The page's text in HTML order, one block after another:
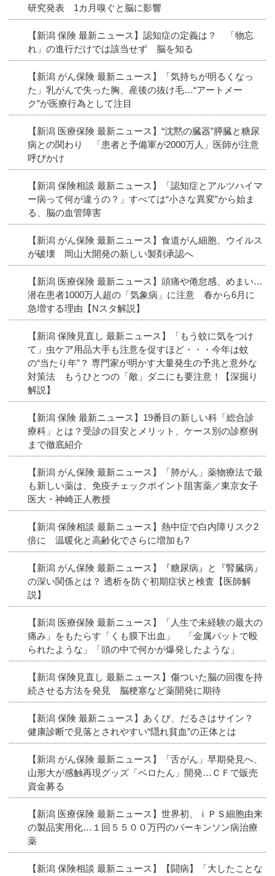
研究発表 1カ月嗅ぐと脳に影響
【新潟 保険 最新ニュース】認知症の定義は？ 「物忘
れ」の進行だけでは該当せず 脳を知る
【新潟 がん保険 最新ニュース】「気持ちが明るくなっ
た」乳がんで失った胸、産後の抜け毛…“アートメー
ク”が医療行為として注目
【新潟 医療保険 最新ニュース】“沈黙の臓器”膵臓と糖尿
病との関わり 「患者と予備軍が2000万人」医師が注意
呼びかけ
【新潟 保険相談 最新ニュース】「認知症とアルツハイマ
ー病って何が違うの？」すべては“小さな異変”から始ま
る、脳の血管障害
【新潟 がん保険 最新ニュース】食道がん細胞、ウイルス
が破壊 岡山大開発の新しい製剤承認へ
【新潟 医療保険 最新ニュース】頭痛や倦怠感、めまい…
潜在患者1000万人超の「気象病」に注意 春から6月に
急増する理由【Nスタ解説】
【新潟 保険見直し 最新ニュース】「もう蚊に気をつけ
て」虫ケア用品大手も注意を促すほど・・・今年は蚊
の“当たり年”？ 専門家が明かす大量発生の予兆と意外な
対策法 もうひとつの「敵」ダニにも要注意！【深掘り
解説】
【新潟 保険 最新ニュース】19番目の新しい科「総合診
療科」とは？受診の目安とメリット、ケース別の診察例
まで徹底紹介
【新潟 がん保険 最新ニュース】「肺がん」薬物療法で最
も新しい薬は、免疫チェックポイント阻害薬／東京女子
医大・神崎正人教授
【新潟 保険相談 最新ニュース】熱中症で白内障リスク2
倍に 温暖化と高齢化でさらに増加も?
【新潟 がん保険 最新ニュース】『糖尿病』と『腎臓病』
の深い関係とは？ 透析を防ぐ初期症状と検査【医師解
説】
【新潟 医療保険 最新ニュース】「人生で未経験の最大の
痛み」をもたらす「くも膜下出血」 「金属バットで殴
られたような」「頭の中で何かが爆発したような」
【新潟 保険見直し 最新ニュース】傷ついた脳の回復を持
続させる方法を発見 脳梗塞など薬開発に期待
【新潟 保険 最新ニュース】あくび、だるさはサイン？
健康診断で見落とされやすい“隠れ貧血”の正体とは
【新潟 がん保険 最新ニュース】「舌がん」早期発見へ、
山形大が感触再現グッズ「ベロたん」開発…ＣＦで販売
資金募る
【新潟 医療保険 最新ニュース】世界初、ｉＰＳ細胞由来
の製品実用化…１回５５００万円のパーキンソン病治療
薬
【新潟 保険相談 最新ニュース】【闘病】「大したことな